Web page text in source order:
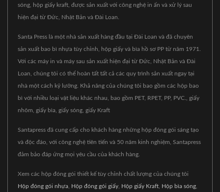
sóng, hộp giấy kraft, được sản xuất với công nghệ in ấn và xử lý sau
hiện đại từ Đức, Nhật Bản và Đài Loan.
Santa Press là một nhà sản xuất hàng đầu tại Đài Loan và đã chuyên
sản xuất bao bì nhựa tùy chỉnh, hộp giấy và bìa hồ sơ PP từ năm 1971.
Với các máy in và máy sau sản xuất hiện đại từ Đức, Nhật Bản và Đài
Loan, chúng tôi có thể hoàn tất tất cả các quy trình sản xuất ngay tại
nhà một cách kỹ lưỡng. Khả năng của chúng tôi bao gồm các hộp bao
bì với nhiều loại vật liệu khác nhau, bao gồm PET, RPET, PP, PVC., giấy
nhôm, giấy bìa, giấy sóng, giấy Kraft
Santapress đã cung cấp cho khách hàng những hộp đóng gói sáng tạo
và độc đáo, với công nghệ tiên tiến và 50 năm kinh nghiệm, Santapress
đảm bảo đáp ứng mọi yêu cầu của khách hàng.
Xem các hộp đóng gói thiết kế tùy chỉnh chất lượng của chúng tôi
Hộp đóng gói nhựa Hộp đóng gói giấy Hộp giấy Kraft Hộp bìa sóng